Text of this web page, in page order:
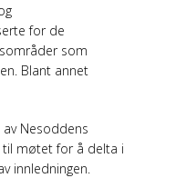
for de
som
Blant annet
Nesoddens
til møtet for å delta i
innledningen.